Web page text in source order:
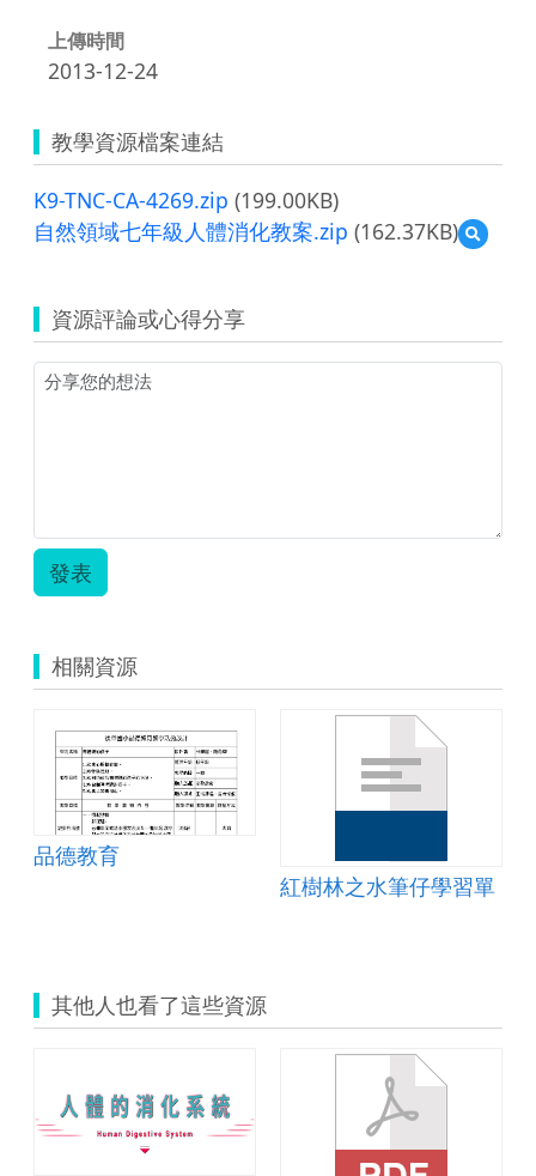
上傳時間
2013-12-24
教學資源檔案連結
K9-TNC-CA-4269.zip (199.00KB)
自然領域七年級人體消化教案.zip (162.37KB)
預
覽
域
七
資源評論或心得分享
發表
相關資源
品德教育
紅樹林之水筆仔學習單
其他人也看了這些資源